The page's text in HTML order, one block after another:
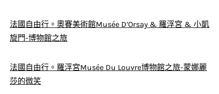
法國自由行。奧賽美術館Musée D’Orsay & 羅浮宮 & 小凱
旋門-博物館之旅
法國自由行。羅浮宮Musée Du Louvre博物館之旅-蒙娜麗
莎的微笑